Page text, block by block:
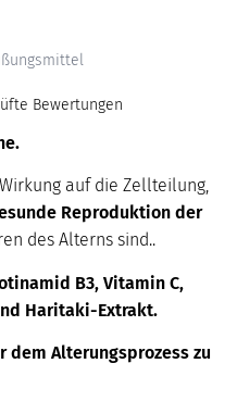
Bewertungen
auf die Zellteilung,
Reproduktion der
des Alterns sind..
B3, Vitamin C,
Haritaki-Extrakt.
dem Alterungsprozess zu